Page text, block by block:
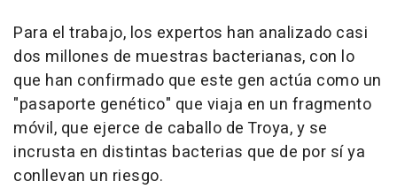
Para el trabajo, los expertos han analizado casi
dos millones de muestras bacterianas, con lo
que han confirmado que este gen actúa como un
"pasaporte genético" que viaja en un fragmento
móvil, que ejerce de caballo de Troya, y se
incrusta en distintas bacterias que de por sí ya
conllevan un riesgo.